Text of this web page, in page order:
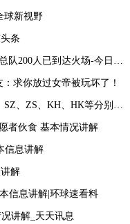
球新视野
条
200人已到达火场-今日关注
求你放过女帝被玩坏了！
KH、HK等分别是什么意思？
者伙食 基本情况讲解
信息讲解
解
信息讲解|环球速看料
讲解_天天讯息